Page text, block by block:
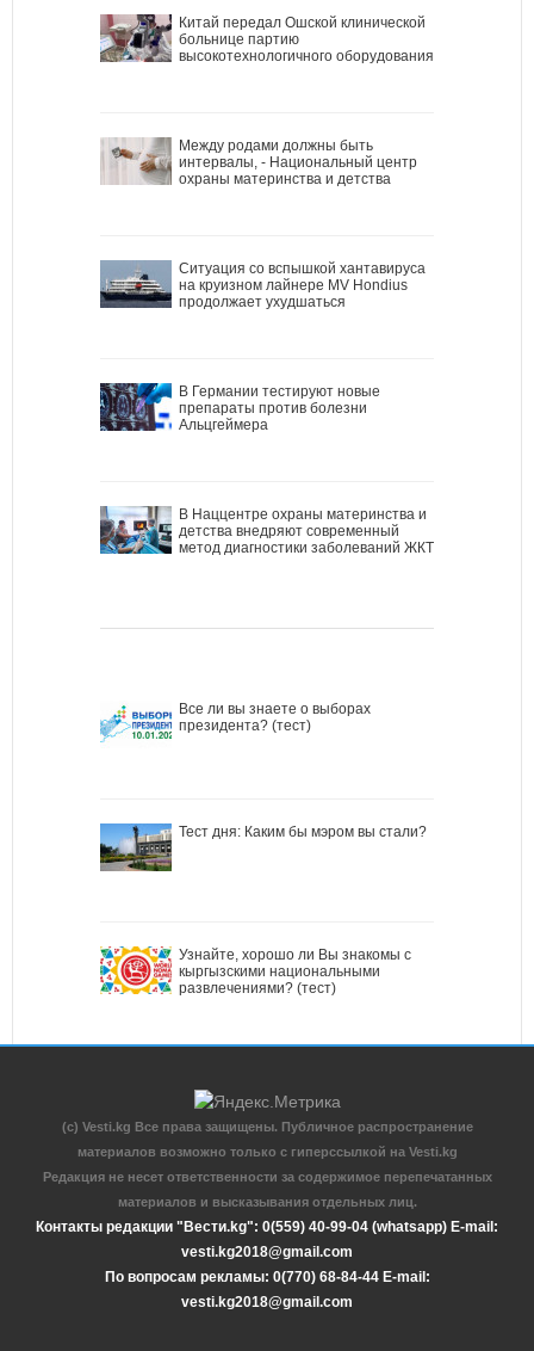
Китай передал Ошской клинической
больнице партию
высокотехнологичного оборудования
Между родами должны быть
интервалы, - Национальный центр
охраны материнства и детства
Ситуация со вспышкой хантавируса
на круизном лайнере MV Hondius
продолжает ухудшаться
В Германии тестируют новые
препараты против болезни
Альцгеймера
В Наццентре охраны материнства и
детства внедряют современный
метод диагностики заболеваний ЖКТ
Все ли вы знаете о выборах
президента? (тест)
Тест дня: Каким бы мэром вы стали?
Узнайте, хорошо ли Вы знакомы с
кыргызскими национальными
развлечениями? (тест)
(c) Vesti.kg Все права защищены. Публичное распространение
материалов возможно только с гиперссылкой на Vesti.kg
Редакция не несет ответственности за содержимое перепечатанных
материалов и высказывания отдельных лиц.
Контакты редакции "Вести.kg": 0(559) 40-99-04 (whatsapp) E-mail:
vesti.kg2018@gmail.com
По вопросам рекламы: 0(770) 68-84-44 E-mail:
vesti.kg2018@gmail.com